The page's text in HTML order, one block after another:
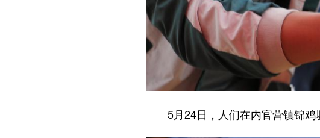
5月24日，人们在内官营镇锦鸡